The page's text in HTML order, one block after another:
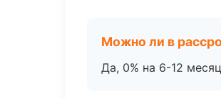
Можно ли в
Да, 0% на 6-12